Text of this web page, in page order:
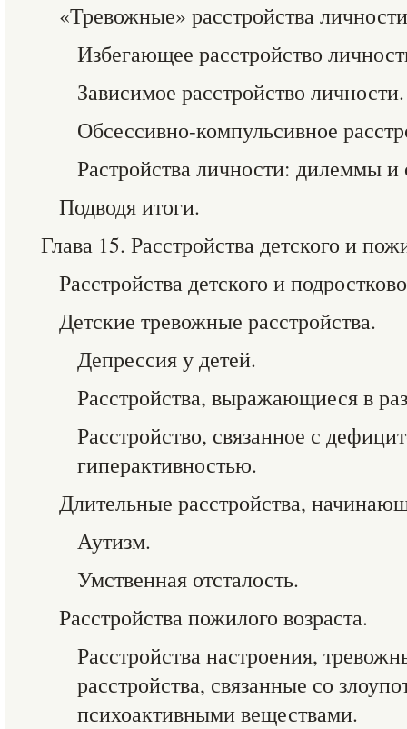
«Тревожные» расстройства
Избегающее расстройство
Зависимое расстройство личности.
Обсессивно-компульсивное
Растройства личности: дилеммы
Подводя итоги.
Глава 15. Расстройства детского и
Расстройства детского и
Детские тревожные расстройства.
Депрессия у детей.
Расстройства, выражающиеся в
Расстройство, связанное с
гиперактивностью.
Длительные расстройства,
Аутизм.
Умственная отсталость.
Расстройства пожилого возраста.
Расстройства настроения,
расстройства, связанные со
психоактивными веществами.